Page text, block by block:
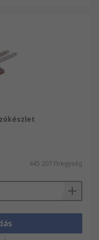
445 207 Ft/egység